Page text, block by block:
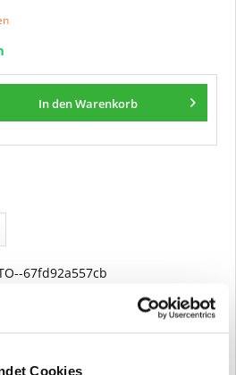
Cookies
In denWarenkorb
67fd92a557cb